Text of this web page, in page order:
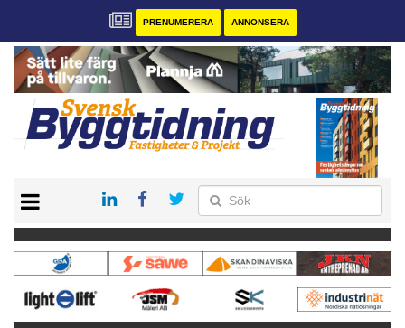
PRENUMERERA ANNONSERA
PRENUMERERA
VÅRA ANDRA MAGASIN
ANNONSERA